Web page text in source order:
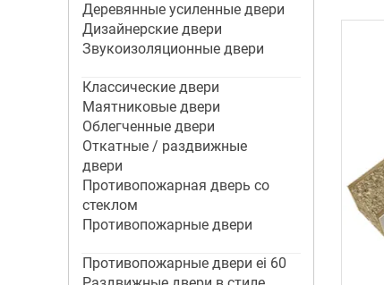
Деревянные усиленные двери
Дизайнерские двери
Звукоизоляционные двери
Классические двери
Маятниковые двери
Облегченные двери
Откатные / раздвижные
двери
Противопожарная дверь со
стеклом
Противопожарные двери
Противопожарные двери ei 60